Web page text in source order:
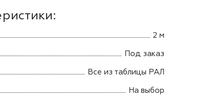
2 м
Под заказ
Все из таблицы РАЛ
На выбор